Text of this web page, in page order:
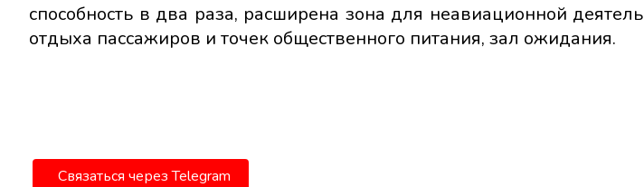
способность в два раза, расширена зона для неавиационной
отдыха пассажиров и точек общественного питания, зал ожидания.
Связаться через Telegram